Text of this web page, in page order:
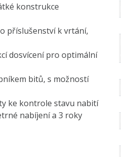
konstrukce
příslušenství k vrtání,
dosvícení pro optimální
bitů, s možností
ke kontrole stavu nabití
nabíjení a 3 roky